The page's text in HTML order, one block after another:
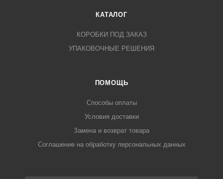
КАТАЛОГ
КОРОБКИ ПОД ЗАКАЗ
УПАКОВОЧНЫЕ РЕШЕНИЯ
ПОМОЩЬ
Способы оплаты
Условия доставки
Замена и возврат товара
Соглашение на обработку персональных данных